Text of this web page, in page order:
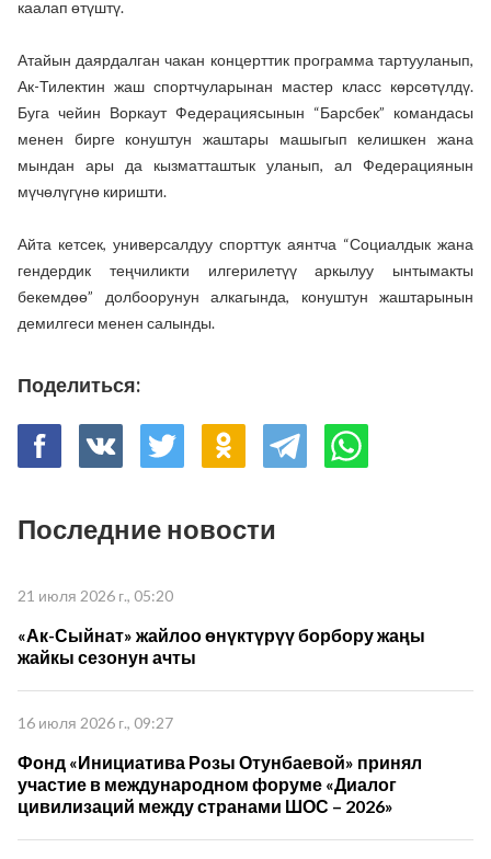
каалап өтүштү.
Атайын даярдалган чакан концерттик программа тартууланып,
Ак-Тилектин жаш спортчуларынан мастер класс көрсөтүлдү.
Буга чейин Воркаут Федерациясынын “Барсбек” командасы
менен бирге конуштун жаштары машыгып келишкен жана
мындан ары да кызматташтык уланып, ал Федерациянын
мүчөлүгүнө киришти.
Айта кетсек, универсалдуу спорттук аянтча “Социалдык жана
гендердик теңчиликти илгерилетүү аркылуу ынтымакты
бекемдөө” долбоорунун алкагында, конуштун жаштарынын
демилгеси менен салынды.
Поделиться:
Последние новости
21 июля 2026 г., 05:20
«Ак-Сыйнат» жайлоо өнүктүрүү борбору жаңы
жайкы сезонун ачты
16 июля 2026 г., 09:27
Фонд «Инициатива Розы Отунбаевой» принял
участие в международном форуме «Диалог
цивилизаций между странами ШОС – 2026»